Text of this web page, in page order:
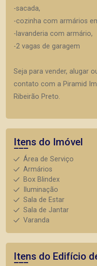
-sacada,
-cozinha com armários
-lavanderia com armário,
-2 vagas de garagem
Seja para vender, alugar
contato com a Piramid
Ribeirão Preto.
Itens do Imóvel
Área de Serviço
Armários
Box Blindex
Iluminação
Sala de Estar
Sala de Jantar
Varanda
Itens do Edifício